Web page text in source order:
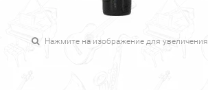
Нажмите на изображение для увеличения